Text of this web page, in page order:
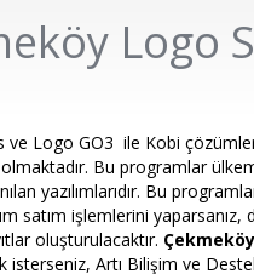
Logo
ve Logo GO3 ile Kobi
olmaktadır. Bu programlar
yazılımlarıdır. Bu
satım işlemlerini yaparsanız,
oluşturulacaktır.
isterseniz, Artı Bilişim ve